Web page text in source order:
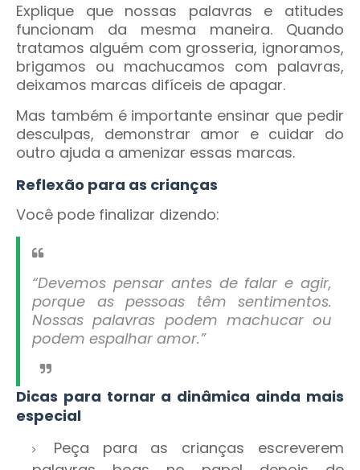
Explique que nossas palavras e atitudes
funcionam da mesma maneira. Quando
tratamos alguém com grosseria, ignoramos,
brigamos ou machucamos com palavras,
deixamos marcas difíceis de apagar.
Mas também é importante ensinar que pedir
desculpas, demonstrar amor e cuidar do
outro ajuda a amenizar essas marcas.
Reflexão para as crianças
Você pode finalizar dizendo:
“Devemos pensar antes de falar e agir,
porque as pessoas têm sentimentos.
Nossas palavras podem machucar ou
podem espalhar amor.”
Dicas para tornar a dinâmica ainda mais
especial
Peça para as crianças escreverem